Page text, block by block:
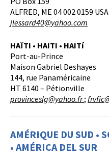
ALFRED, ME 04 002 0159 USA
jlessard40@yahoo.com
HAÏTI • HAITI • HAITí
Port-au-Prince
Maison Gabriel Deshayes
144, rue Panaméricaine
HT 6140 – Pétionville
provinceslg@yahoo.fr;
AMÉRIQUE DU SUD •
• AMÉRICA DEL SUR